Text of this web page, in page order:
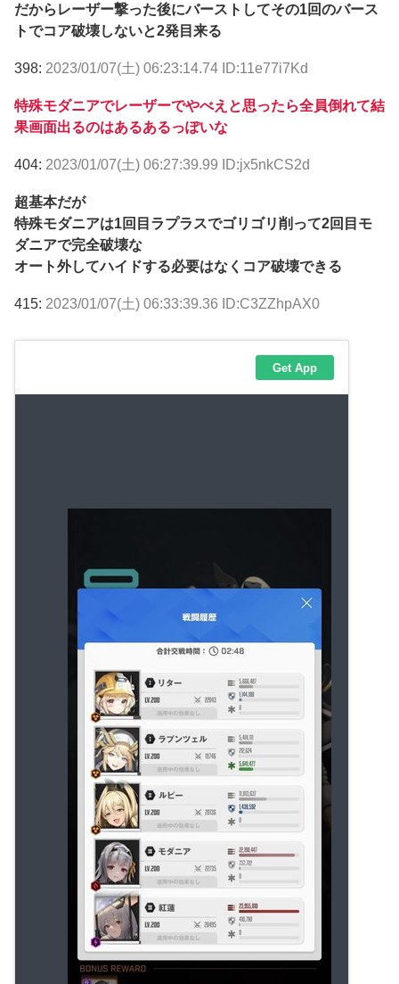
だからレーザー撃った後にバーストしてその1回のバース
トでコア破壊しないと2発目来る
398: 2023/01/07(土) 06:23:14.74 ID:11e77i7Kd
特殊モダニアでレーザーでやべえと思ったら全員倒れて結
果画面出るのはあるあるっぽいな
404: 2023/01/07(土) 06:27:39.99 ID:jx5nkCS2d
超基本だが
特殊モダニアは1回目ラプラスでゴリゴリ削って2回目モ
ダニアで完全破壊な
オート外してハイドする必要はなくコア破壊できる
415: 2023/01/07(土) 06:33:39.36 ID:C3ZZhpAX0